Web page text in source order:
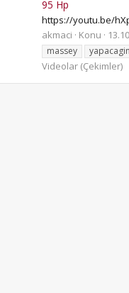
95 Hp
https://youtu.be/
akmaci
Konu
massey
Videolar (Çekimler)